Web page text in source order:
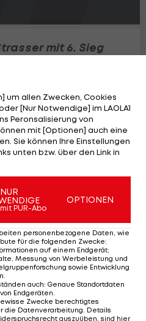
mit 6. Sieg
bei "Race Across
um allen Zwecken, Cookies
[Nur Notwendige] im LAOLA1
Peronsalisierung von
mit [Optionen] auch eine
Sie können Ihre Einstellungen
unten bzw. über den Link in
NUR
PUR-Abo
OPTIONEN
personenbezogene Daten, wie
für die folgenden Zwecke:
auf einem Endgerät;
Messung von Werbeleistung und
sowie Entwicklung
auch: Genaue Standortdaten
Endgeräten
Zwecke berechtigtes
die Datenverarbeitung. Details
auszuüben, sind hier